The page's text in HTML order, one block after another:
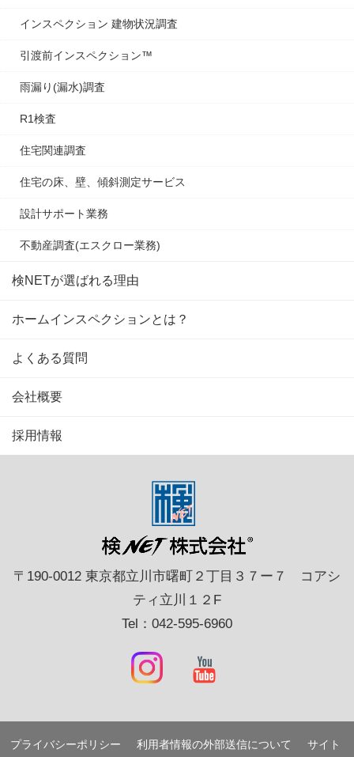
インスペクション 建物状況調査
引渡前インスペクション™
雨漏り(漏水)調査
R1検査
住宅関連調査
住宅の床、壁、傾斜測定サービス
設計サポート業務
不動産調査(エスクロー業務)
検NETが選ばれる理由
ホームインスペクションとは？
よくある質問
会社概要
採用情報
〒190-0012 東京都立川市曙町２丁目３７ー７ コアシ
ティ立川１２F
Tel：042-595-6960
プライバシーポリシー 利用者情報の外部送信について サイト